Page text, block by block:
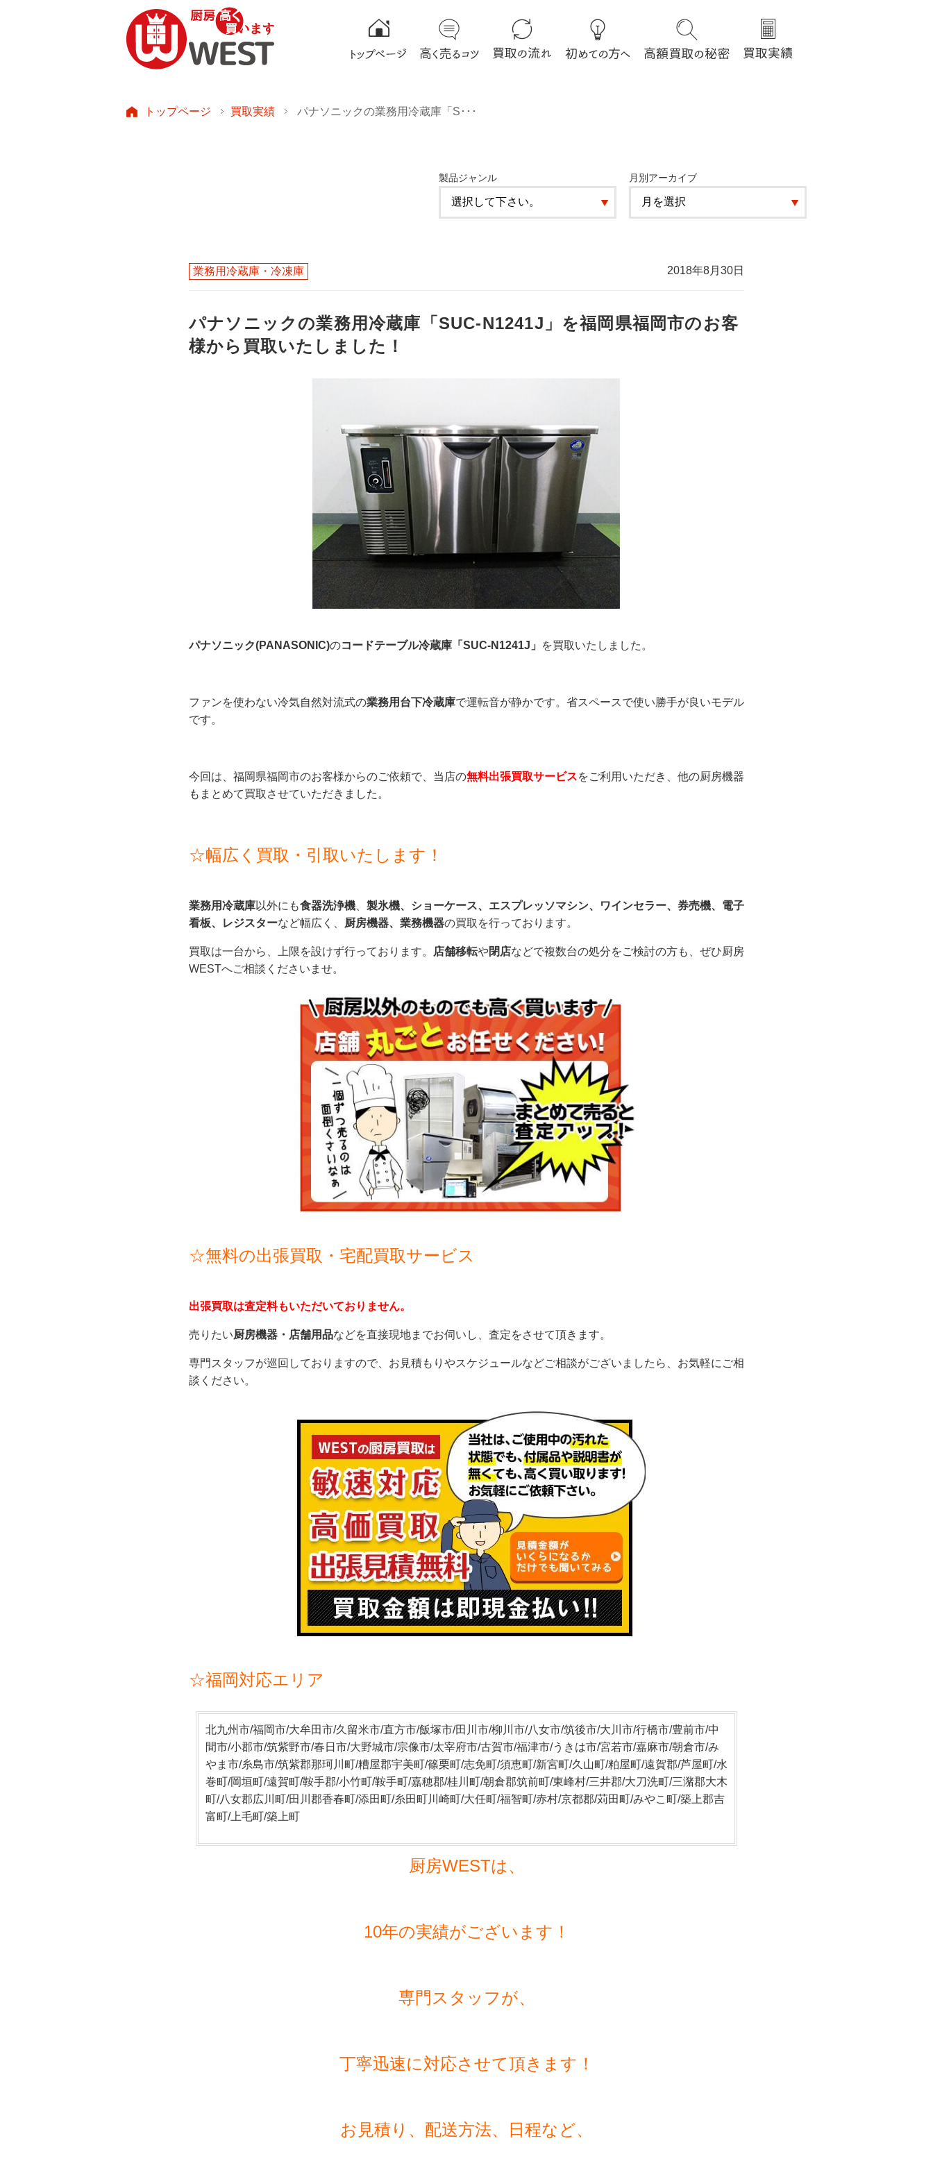
トップページ 買取実績 パナソニックの業務用冷蔵庫「S･･･
製品ジャンル 月別アーカイブ
業務用冷蔵庫・冷凍庫 2018年8月30日
パナソニックの業務用冷蔵庫「SUC-N1241J」を福岡県福岡市のお客
様から買取いたしました！
パナソニック(PANASONIC)のコードテーブル冷蔵庫「SUC-N1241J」 を買取いたしました。
ファンを使わない冷気自然対流式の業務用台下冷蔵庫で運転音が静かです。省スペースで使い勝手が良いモデル
です。
今回は、福岡県福岡市のお客様からのご依頼で、当店の無料出張買取サービスをご利用いただき、他の厨房機器
もまとめて買取させていただきました。
☆幅広く買取・引取いたします！
業務用冷蔵庫以外にも食器洗浄機 製氷機、ショーケース、 エスプレッソマシン、ワインセラー、券売機、電子
看板、レジスターなど幅広く、 厨房機器、業務機器の買取を行っております。
買取は一台から、上限を設けず行っております。 店舗移転や閉店などで複数台の処分をご検討の方も、ぜひ厨房
WESTへご相談くださいませ。
☆無料の出張買取・宅配買取サービス
出張買取は査定料もいただいておりません。
売りたい厨房機器・店舗用品などを直接現地までお伺いし、査定をさせて頂きます。
専門スタッフが巡回しておりますので、 お見積もり やスケジュールなどご相談がございましたら、お気軽にご相
談ください。
☆福岡対応エリア
北九州市/福岡市/大牟田市/久留米市/直方市/飯塚市/田川市/柳川市/八女市/筑後市/大川市/行橋市/豊前市/中
間市/小郡市/筑紫野市/春日市/大野城市/宗像市/太宰府市/古賀市/福津市/うきは市/宮若市/嘉麻市/朝倉市/み
やま市/糸島市/筑紫郡那珂川町/糟屋郡宇美町/篠栗町/志免町/須恵町/新宮町/久山町/粕屋町/遠賀郡/芦屋町/水
巻町/岡垣町/遠賀町/鞍手郡/小竹町/鞍手町/嘉穂郡/桂川町/朝倉郡筑前町/東峰村/三井郡/大刀洗町/三潴郡大木
町/八女郡広川町/田川郡香春町/添田町/糸田町川崎町/大任町/福智町/赤村/京都郡/苅田町/みやこ町/築上郡吉
富町/上毛町/築上町
厨房WESTは、
10年の実績がございます！
専門スタッフが、
丁寧迅速に対応させて頂きます！
お見積り、配送方法、日程など、